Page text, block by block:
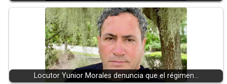
Locutor Yunior Morales denuncia que el régimen…